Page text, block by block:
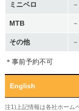
ミニベロ －
MTB －
その他 －
＊事前予約不可
English
注1)上記情報は各社ホーム